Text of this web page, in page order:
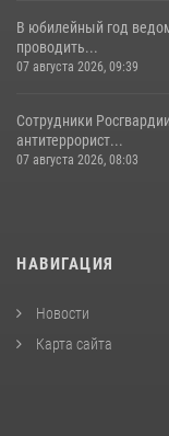
В юбилейный год
проводить...
07 августа 2026, 09:39
Сотрудники
антитеррорист...
07 августа 2026, 08:03
НАВИГАЦИЯ
Новости
Карта сайта